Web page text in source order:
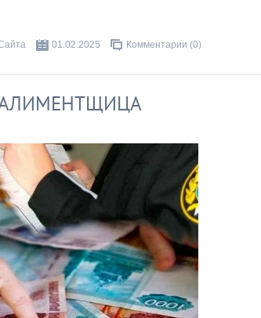
01.02.2025 Комментарии (0)